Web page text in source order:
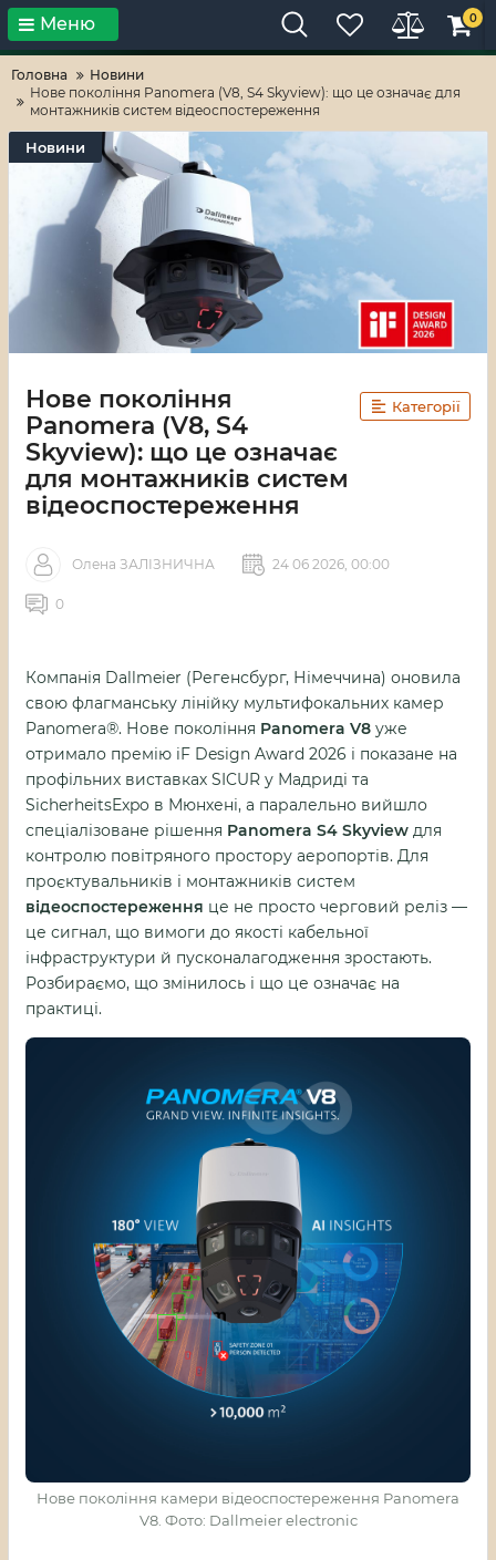
Тільки високі технології! RV-ZAFT
Меню 0
Головна
Новини
Нове покоління Panomera (V8, S4 Skyview): що це означає для
монтажників систем відеоспостереження
Новини
Нове покоління
Panomera (V8, S4
Skyview): що це означає
для монтажників систем
відеоспостереження
Категорії
Олена ЗАЛІЗНИЧНА 24 06 2026, 00:00
0
Компанія Dallmeier (Регенсбург, Німеччина) оновила
свою флагманську лінійку мультифокальних камер
Panomera®. Нове покоління Panomera V8 уже
отримало премію iF Design Award 2026 і показане на
профільних виставках SICUR у Мадриді та
SicherheitsExpo в Мюнхені, а паралельно вийшло
спеціалізоване рішення Panomera S4 Skyview для
контролю повітряного простору аеропортів. Для
проєктувальників і монтажників систем
відеоспостереження це не просто черговий реліз —
це сигнал, що вимоги до якості кабельної
інфраструктури й пусконалагодження зростають.
Розбираємо, що змінилось і що це означає на
практиці.
Нове покоління камери відеоспостереження Panomera
V8. Фото: Dallmeier electronic